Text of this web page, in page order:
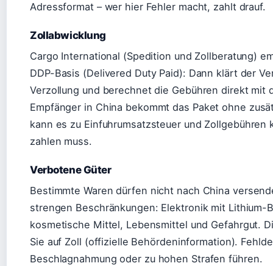
Adressformat – wer hier Fehler macht, zahlt drauf.
Zollabwicklung
Cargo International (Spedition und Zollberatung)
DDP-Basis (Delivered Duty Paid): Dann klärt der
Verzollung und berechnet die Gebühren direkt mit
Empfänger in China bekommt das Paket ohne
kann es zu Einfuhrumsatzsteuer und Zollgebühren
zahlen muss.
Verbotene Güter
Bestimmte Waren dürfen nicht nach China
strengen Beschränkungen: Elektronik mit Lithium-
kosmetische Mittel, Lebensmittel und Gefahrgut.
Sie auf Zoll (offizielle Behördeninformation).
Beschlagnahmung oder zu hohen Strafen führen.